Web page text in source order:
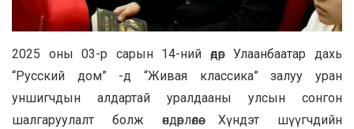
2025 оны 03-р сарын 14-ний өдөр Улаанбаатар дахь
“Русский дом” -д “Живая классика” залуу уран
уншигчдын алдартай уралдааны улсын сонгон
шалгаруулалт болж өндөрлөлөө. Хүндэт шүүгчдийн